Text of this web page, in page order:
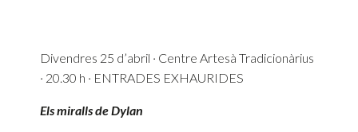
Divendres 25 d’abril · Centre Artesà Tradicionàrius
· 20.30 h · ENTRADES EXHAURIDES
Els miralls de Dylan